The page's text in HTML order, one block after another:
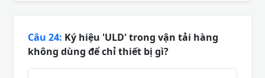
Câu 24: Ký hiệu 'ULD' trong vận tải hàng
không dùng để chỉ thiết bị gì?